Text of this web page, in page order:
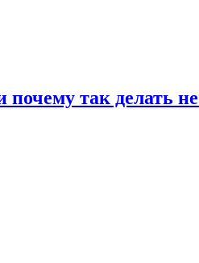
так делать